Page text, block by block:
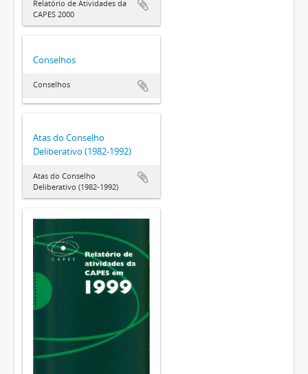
Relatório de Atividades da
CAPES 2000
Conselhos
Conselhos
Atas do Conselho
Deliberativo (1982-1992)
Atas do Conselho
Deliberativo (1982-1992)